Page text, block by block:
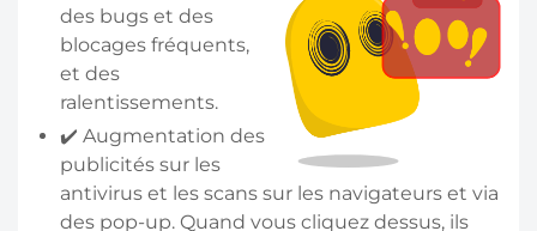
des bugs et des
blocages fréquents,
et des
ralentissements.
✔️ Augmentation des
publicités sur les
antivirus et les scans sur les navigateurs et via
des pop-up. Quand vous cliquez dessus, ils